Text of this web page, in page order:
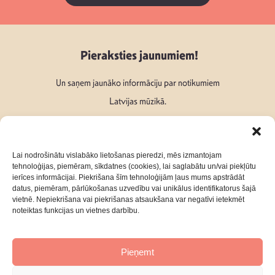
Lai nodrošinātu vislabāko lietošanas pieredzi, mēs izmantojam
tehnoloģijas, piemēram, sīkdatnes (cookies), lai saglabātu un/vai piekļūtu
ierīces informācijai. Piekrišana šīm tehnoloģijām ļaus mums apstrādāt
datus, piemēram, pārlūkošanas uzvedību vai unikālus identifikatorus šajā
vietnē. Nepiekrišana vai piekrišanas atsaukšana var negatīvi ietekmēt
noteiktas funkcijas un vietnes darbību.
Pieņemt
Pieraksties jaunumiem!
Un saņem jaunāko informāciju par notikumiem
Latvijas mūzikā.
Seko mums:
Par mumsKontakti